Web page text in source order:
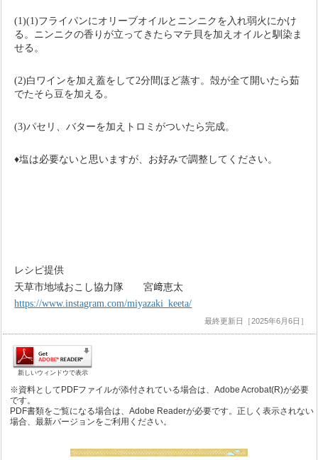
(1)(1)フライパンにオリーブオイルとニンニクを入れ弱火にかけ
る。ニンニクの香りが立ってきたらマテ貝を加えオイルと馴染ま
せる。
(2)白ワインを加え蓋をして2分間ほど蒸す。殻が全て開いたら茹
でたそら豆を加える。
(3)パセリ、バターを加えトロミがついたら完成。
♦塩は必要ないと思いますが、お好みで調整してください。
レシピ提供
天草市地域おこし協力隊 宮﨑恵太
https://www.instagram.com/miyazaki_keeta/
最終更新日［2025年6月6日］
新しいウィンドウで表示
※資料としてPDFファイルが添付されている場合は、Adobe Acrobat(R)が必要
です。
PDF書類をご覧になる場合は、Adobe Readerが必要です。正しく表示されない
場合、最新バージョンをご利用ください。